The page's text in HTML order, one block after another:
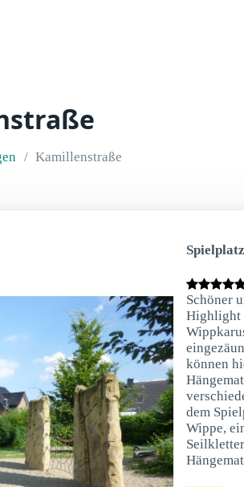
Kamillenstraße
Schöner
Highlight
können
dem
Wippe,